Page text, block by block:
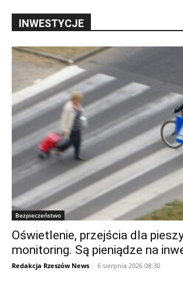
INWESTYCJE
Bezpieczeństwo
Oświetlenie, przejścia dla
monitoring. Są pieniądze na
Redakcja Rzeszów News - 6 sierpnia 2026 08:30